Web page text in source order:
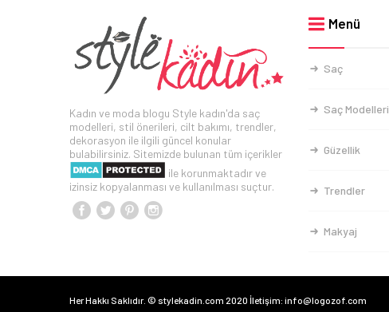
Kadın ve moda blogu Style kadın'da saç
modelleri, stil önerileri, cilt bakımı, trendler,
dekorasyon ile ilgili güncel konular
bulabilirsiniz. Sitemizde bulunan tüm içerikler
ile korunmaktadır ve
izinsiz kopyalanması ve kullanılması suçtur.
Menü
Saç
Saç Modelleri
Güzellik
Trendler
Makyaj
Her Hakkı Saklıdır. © stylekadin.com 2020 İletişim: info@logozof.com